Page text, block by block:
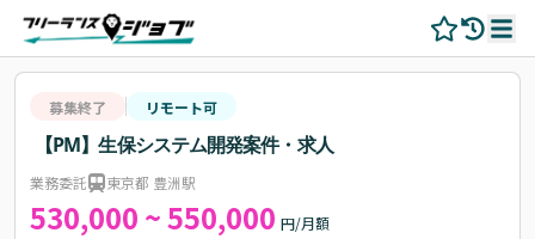
募集終了 リモート可
【PM】生保システム開発案件・求人
業務委託 東京都 豊洲駅
530,000 ~ 550,000 円/月額